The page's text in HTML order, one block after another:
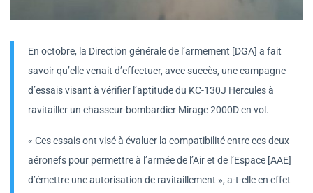
En octobre, la Direction générale de l’armement [DGA] a fait
savoir qu’elle venait d’effectuer, avec succès, une campagne
d’essais visant à vérifier l’aptitude du KC-130J Hercules à
ravitailler un chasseur-bombardier Mirage 2000D en vol.
« Ces essais ont visé à évaluer la compatibilité entre ces deux
aéronefs pour permettre à l’armée de l’Air et de l’Espace [AAE]
d’émettre une autorisation de ravitaillement », a-t-elle en effet